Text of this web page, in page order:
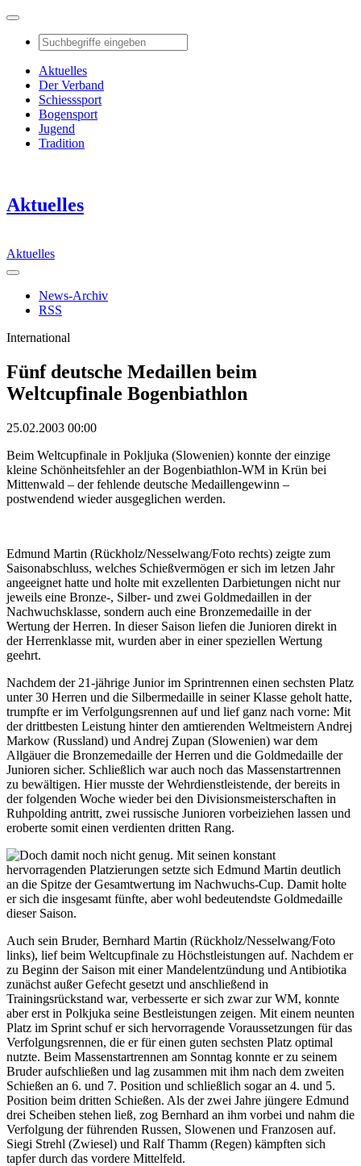
Aktuelles
Der Verband
Schiesssport
Bogensport
Jugend
Tradition
Aktuelles
Aktuelles
News-Archiv
RSS
International
Fünf deutsche Medaillen beim
Weltcupfinale Bogenbiathlon
25.02.2003 00:00
Beim Weltcupfinale in Pokljuka (Slowenien) konnte der einzige
kleine Schönheitsfehler an der Bogenbiathlon-WM in Krün bei
Mittenwald – der fehlende deutsche Medaillengewinn –
postwendend wieder ausgeglichen werden.
Edmund Martin (Rückholz/Nesselwang/Foto rechts) zeigte zum
Saisonabschluss, welches Schießvermögen er sich im letzen Jahr
angeeignet hatte und holte mit exzellenten Darbietungen nicht nur
jeweils eine Bronze-, Silber- und zwei Goldmedaillen in der
Nachwuchsklasse, sondern auch eine Bronzemedaille in der
Wertung der Herren. In dieser Saison liefen die Junioren direkt in
der Herrenklasse mit, wurden aber in einer speziellen Wertung
geehrt.
Nachdem der 21-jährige Junior im Sprintrennen einen sechsten Platz
unter 30 Herren und die Silbermedaille in seiner Klasse geholt hatte,
trumpfte er im Verfolgungsrennen auf und lief ganz nach vorne: Mit
der drittbesten Leistung hinter den amtierenden Weltmeistern Andrej
Markow (Russland) und Andrej Zupan (Slowenien) war dem
Allgäuer die Bronzemedaille der Herren und die Goldmedaille der
Junioren sicher. Schließlich war auch noch das Massenstartrennen
zu bewältigen. Hier musste der Wehrdienstleistende, der bereits in
der folgenden Woche wieder bei den Divisionsmeisterschaften in
Ruhpolding antritt, zwei russische Junioren vorbeiziehen lassen und
eroberte somit einen verdienten dritten Rang.
Doch damit noch nicht genug. Mit seinen konstant
hervorragenden Platzierungen setzte sich Edmund Martin deutlich
an die Spitze der Gesamtwertung im Nachwuchs-Cup. Damit holte
er sich die insgesamt fünfte, aber wohl bedeutendste Goldmedaille
dieser Saison.
Auch sein Bruder, Bernhard Martin (Rückholz/Nesselwang/Foto
links), lief beim Weltcupfinale zu Höchstleistungen auf. Nachdem er
zu Beginn der Saison mit einer Mandelentzündung und Antibiotika
zunächst außer Gefecht gesetzt und anschließend in
Trainingsrückstand war, verbesserte er sich zwar zur WM, konnte
aber erst in Polkjuka seine Bestleistungen zeigen. Mit einem neunten
Platz im Sprint schuf er sich hervorragende Voraussetzungen für das
Verfolgungsrennen, die er für einen guten sechsten Platz optimal
nutzte. Beim Massenstartrennen am Sonntag konnte er zu seinem
Bruder aufschließen und lag zusammen mit ihm nach dem zweiten
Schießen an 6. und 7. Position und schließlich sogar an 4. und 5.
Position beim dritten Schießen. Als der zwei Jahre jüngere Edmund
drei Scheiben stehen ließ, zog Bernhard an ihm vorbei und nahm die
Verfolgung der führenden Russen, Slowenen und Franzosen auf.
Siegi Strehl (Zwiesel) und Ralf Thamm (Regen) kämpften sich
tapfer durch das vordere Mittelfeld.